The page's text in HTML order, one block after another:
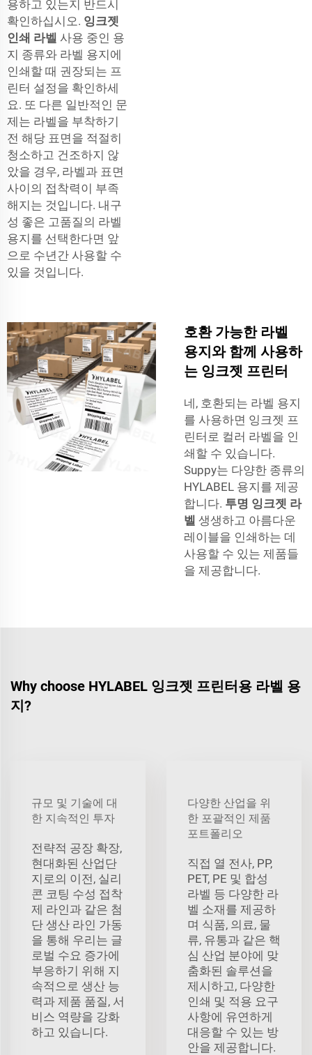
용하고 있는지 반드시
확인하십시오. 잉크젯
인쇄 라벨 사용 중인 용
지 종류와 라벨 용지에
인쇄할 때 권장되는 프
린터 설정을 확인하세
요. 또 다른 일반적인 문
제는 라벨을 부착하기
전 해당 표면을 적절히
청소하고 건조하지 않
았을 경우, 라벨과 표면
사이의 접착력이 부족
해지는 것입니다. 내구
성 좋은 고품질의 라벨
용지를 선택한다면 앞
으로 수년간 사용할 수
있을 것입니다.
호환 가능한 라벨
용지와 함께 사용하
는 잉크젯 프린터
네, 호환되는 라벨 용지
를 사용하면 잉크젯 프
린터로 컬러 라벨을 인
쇄할 수 있습니다.
Suppy는 다양한 종류의
HYLABEL 용지를 제공
합니다. 투명 잉크젯 라
벨 생생하고 아름다운
레이블을 인쇄하는 데
사용할 수 있는 제품들
을 제공합니다.
Why choose HYLABEL 잉크젯 프린터용 라벨 용
지?
규모 및 기술에 대
한 지속적인 투자
전략적 공장 확장,
현대화된 산업단
지로의 이전, 실리
콘 코팅 수성 접착
제 라인과 같은 첨
단 생산 라인 가동
을 통해 우리는 글
로벌 수요 증가에
부응하기 위해 지
속적으로 생산 능
력과 제품 품질, 서
비스 역량을 강화
하고 있습니다.
다양한 산업을 위
한 포괄적인 제품
포트폴리오
직접 열 전사, PP,
PET, PE 및 합성
라벨 등 다양한 라
벨 소재를 제공하
며 식품, 의료, 물
류, 유통과 같은 핵
심 산업 분야에 맞
춤화된 솔루션을
제시하고, 다양한
인쇄 및 적용 요구
사항에 유연하게
대응할 수 있는 방
안을 제공합니다.